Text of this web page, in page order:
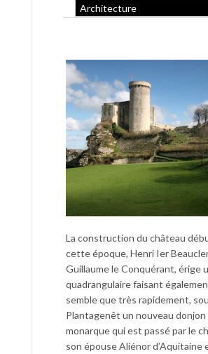
Architecture
La construction du château
cette époque, Henri Ier
Guillaume le Conquérant, érige
quadrangulaire faisant
semble que très rapidement,
Plantagenêt un nouveau
monarque qui est passé par le
son épouse Aliénor d’Aquitaine